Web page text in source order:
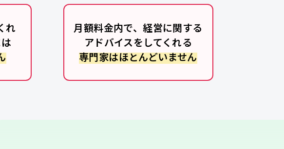
れ
月額料金内で、経営に関する
アドバイスをしてくれる
専門家はほとんどいません